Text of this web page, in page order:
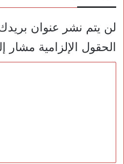
لن يتم نشر عنوان بريدك
الحقول الإلزامية مشار